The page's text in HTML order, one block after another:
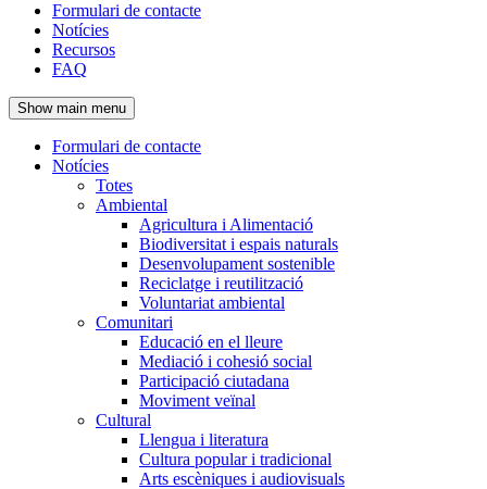
Navegació
principal
de
l'encapçalament
Formulari de contacte
Notícies
Recursos
FAQ
Show main menu
Navegació
principal
Formulari de contacte
Notícies
Totes
Ambiental
Agricultura i Alimentació
Biodiversitat i espais naturals
Desenvolupament sostenible
Reciclatge i reutilització
Voluntariat ambiental
Comunitari
Educació en el lleure
Mediació i cohesió social
Participació ciutadana
Moviment veïnal
Cultural
Llengua i literatura
Cultura popular i tradicional
Arts escèniques i audiovisuals